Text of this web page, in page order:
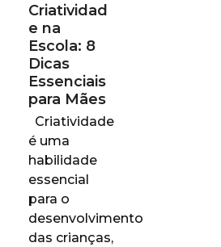
Criatividad
e na
Escola: 8
Dicas
Essenciais
para Mães
Criatividade
é uma
habilidade
essencial
para o
desenvolvimento
das crianças,